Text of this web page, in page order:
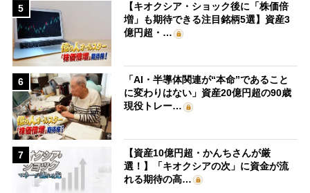
5
【キオクシア・ショック後に「株価倍
増」も期待できる注目銘柄5選】資産3
億円超・…
6
「AI・半導体関連が“本命”であること
に変わりはない」資産20億円超の90歳
現役トレー…
7
【資産10億円超・かんちさんが厳
選！】「キオクシアの次」に資金が流
れる期待の高…